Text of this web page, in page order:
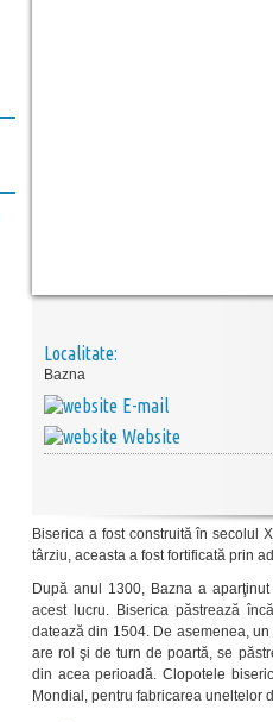
Localitate:
Bazna
E-mail
Website
Biserica a fost construită în secolul
târziu, aceasta a fost fortificată prin
După anul 1300, Bazna a aparţinut
acest lucru. Biserica păstrează
datează din 1504. De asemenea,
are rol şi de turn de poartă, se
din acea perioadă. Clopotele
Mondial, pentru fabricarea uneltelor